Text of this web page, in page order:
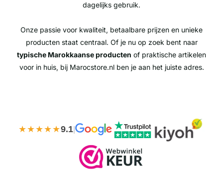
dagelijks gebruik.
Onze passie voor kwaliteit, betaalbare prijzen en unieke
producten staat centraal. Of je nu op zoek bent naar
typische Marokkaanse producten of praktische artikelen
voor in huis, bij Marocstore.nl ben je aan het juiste adres.
★★★★★9.1 |